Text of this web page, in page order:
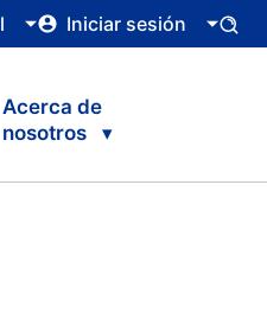
Iniciar sesión
Acerca de
nosotros